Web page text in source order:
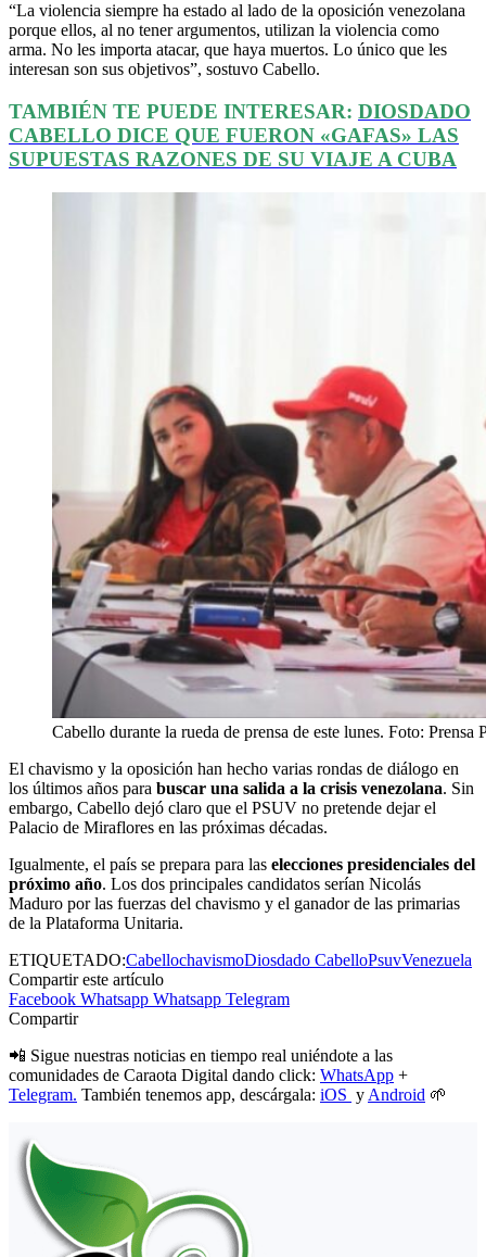
“La violencia siempre ha estado al lado de la oposición venezolana
porque ellos, al no tener argumentos, utilizan la violencia como
arma. No les importa atacar, que haya muertos. Lo único que les
interesan son sus objetivos”, sostuvo Cabello.
TAMBIÉN TE PUEDE INTERESAR: DIOSDADO
CABELLO DICE QUE FUERON «GAFAS» LAS
SUPUESTAS RAZONES DE SU VIAJE A CUBA
Cabello durante la rueda de prensa de este lunes. Foto: Prensa
El chavismo y la oposición han hecho varias rondas de diálogo en
los últimos años para buscar una salida a la crisis venezolana. Sin
embargo, Cabello dejó claro que el PSUV no pretende dejar el
Palacio de Miraflores en las próximas décadas.
Igualmente, el país se prepara para las elecciones presidenciales del
próximo año. Los dos principales candidatos serían Nicolás
Maduro por las fuerzas del chavismo y el ganador de las primarias
de la Plataforma Unitaria.
ETIQUETADO:CabellochavismoDiosdado CabelloPsuvVenezuela
Compartir este artículo
Facebook Whatsapp Whatsapp Telegram
Compartir
📲 Sigue nuestras noticias en tiempo real uniéndote a las
comunidades de Caraota Digital dando click: WhatsApp +
Telegram. También tenemos app, descárgala: iOS y Android 🌱